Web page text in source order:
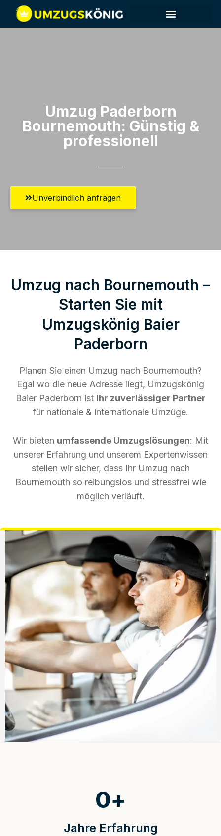
Umzug Paderborn​
Bournemouth: Günstig &
professionell​
Unverbindlich anfragen
Umzug nach Bournemouth –
Starten Sie mit
Umzugskönig Baier
Paderborn
Planen Sie einen Umzug nach Bournemouth?
Egal wo die neue Adresse liegt, Umzugskönig
Baier Paderborn ist Ihr zuverlässiger Partner
für nationale & internationale Umzüge.
Wir bieten umfassende Umzugslösungen: Mit
unserer Erfahrung und unserem Expertenwissen
stellen wir sicher, dass Ihr Umzug nach
Bournemouth so reibungslos und stressfrei wie
möglich verläuft.
Jahre Erfahrung
0+